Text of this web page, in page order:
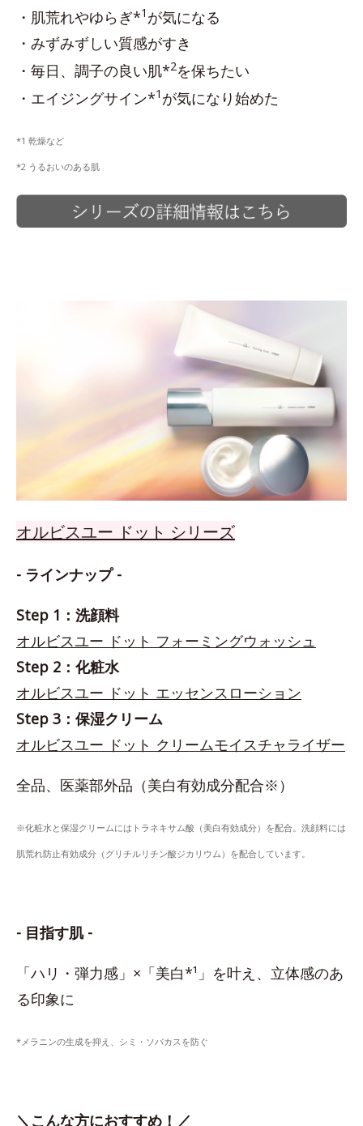
・肌荒れやゆらぎ*1 が気になる
・みずみずしい質感がすき
・毎日、調子の良い肌*2を保ちたい
・エイジングサイン*1 が気になり始めた
*1 乾燥など
*2 うるおいのある肌
オルビスユー ドット シリーズ
- ラインナップ -
Step 1：洗顔料
オルビスユー ドット フォーミングウォッシュ
Step 2：化粧水
オルビスユー ドット エッセンスローション
Step 3：保湿クリーム
オルビスユー ドット クリームモイスチャライザー
全品、医薬部外品（美白有効成分配合※）
※化粧水と保湿クリームにはトラネキサム酸（美白有効成分）を配合。洗顔料には
肌荒れ防止有効成分（グリチルリチン酸ジカリウム）を配合しています。
- 目指す肌 -
「ハリ・弾力感」×「美白*¹」を叶え、立体感のあ
る印象に
*メラニンの生成を抑え、シミ・ソバカスを防ぐ
＼こんな方におすすめ！／